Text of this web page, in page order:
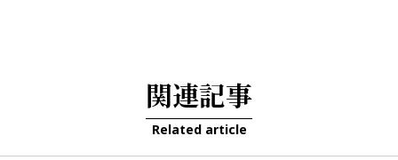
関連記事
Related article